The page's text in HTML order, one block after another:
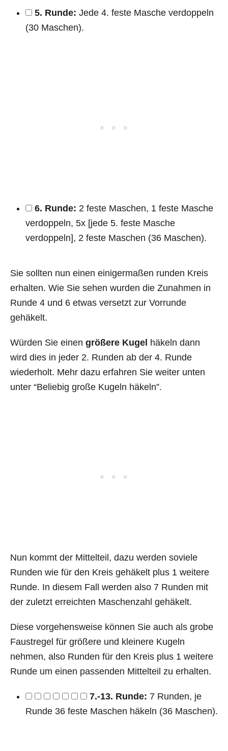
5. Runde: Jede 4. feste Masche verdoppeln
(30 Maschen).
6. Runde: 2 feste Maschen, 1 feste Masche
verdoppeln, 5x [jede 5. feste Masche
verdoppeln], 2 feste Maschen (36 Maschen).
Sie sollten nun einen einigermaßen runden Kreis
erhalten. Wie Sie sehen wurden die Zunahmen in
Runde 4 und 6 etwas versetzt zur Vorrunde
gehäkelt.
Würden Sie einen größere Kugel häkeln dann
wird dies in jeder 2. Runden ab der 4. Runde
wiederholt. Mehr dazu erfahren Sie weiter unten
unter “Beliebig große Kugeln häkeln”.
Nun kommt der Mittelteil, dazu werden soviele
Runden wie für den Kreis gehäkelt plus 1 weitere
Runde. In diesem Fall werden also 7 Runden mit
der zuletzt erreichten Maschenzahl gehäkelt.
Diese vorgehensweise können Sie auch als grobe
Faustregel für größere und kleinere Kugeln
nehmen, also Runden für den Kreis plus 1 weitere
Runde um einen passenden Mittelteil zu erhalten.
7.-13. Runde: 7 Runden, je
Runde 36 feste Maschen häkeln (36 Maschen).